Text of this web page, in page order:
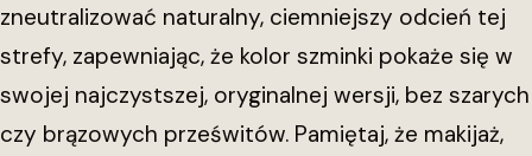
zneutralizować naturalny, ciemniejszy odcień tej
strefy, zapewniając, że kolor szminki pokaże się w
swojej najczystszej, oryginalnej wersji, bez szarych
czy brązowych prześwitów. Pamiętaj, że makijaż,